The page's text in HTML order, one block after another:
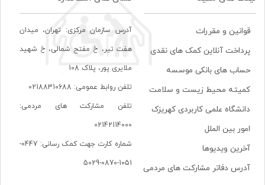
قوانین و مقررات
پرداخت آنلاین کمک های نقدی
حساب های بانکی موسسه
کمیته محیط زیست و سلامت
دانشگاه علمی کاربردی کهریزک
امور بین الملل
آخرین ویدیوها
آدرس دفاتر مشارکت های مردمی
آدرس سازمان مرکزی: تهران، ميدان
هفت تير، خ مفتح شمالی، خ شهيد
ملايری پور، پلاک 108
تلفن روابط عمومی: 02188310688
تلفن مشارکت های مردمی:
02142114000
شماره کارت جهت کمک رسانی: 0447-
1051-0870-5029